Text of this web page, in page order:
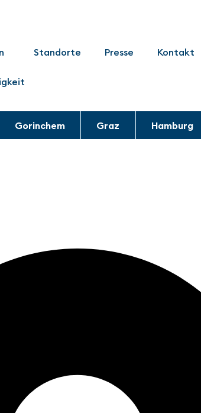
Standorte Presse Kontakt
Gorinchem Graz Hamburg